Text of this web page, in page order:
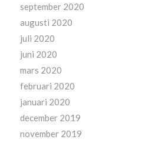
september 2020
augusti 2020
juli 2020
juni 2020
mars 2020
februari 2020
januari 2020
december 2019
november 2019